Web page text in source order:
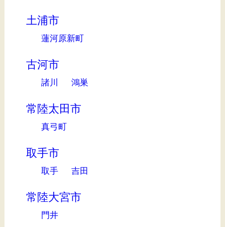
土浦市
蓮河原新町
古河市
諸川 鴻巣
常陸太田市
真弓町
取手市
取手 吉田
常陸大宮市
門井